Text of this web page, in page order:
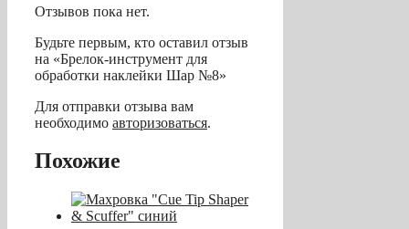
Отзывов пока нет.
Будьте первым, кто оставил отзыв
на «Брелок-инструмент для
обработки наклейки Шар №8»
Для отправки отзыва вам
необходимо авторизоваться.
Похожие